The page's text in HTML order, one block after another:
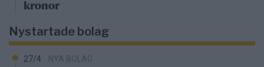
kronor
Nystartade bolag
27/4 NYA BOLAG